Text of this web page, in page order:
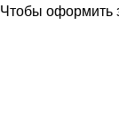
Чтобы оформить